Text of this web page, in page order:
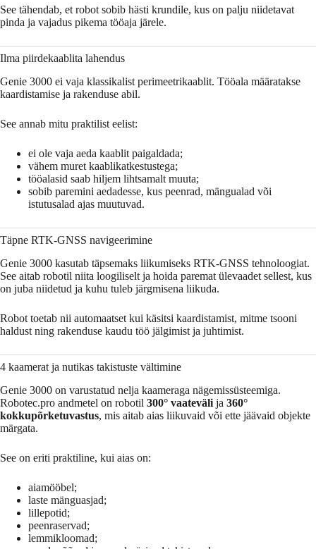
See tähendab, et robot sobib hästi krundile, kus on palju niidetavat
pinda ja vajadus pikema tööaja järele.
Ilma piirdekaablita lahendus
Genie 3000 ei vaja klassikalist perimeetrikaablit. Tööala määratakse
kaardistamise ja rakenduse abil.
See annab mitu praktilist eelist:
ei ole vaja aeda kaablit paigaldada;
vähem muret kaablikatkestustega;
tööalasid saab hiljem lihtsamalt muuta;
sobib paremini aedadesse, kus peenrad, mängualad või
istutusalad ajas muutuvad.
Täpne RTK-GNSS navigeerimine
Genie 3000 kasutab täpsemaks liikumiseks RTK-GNSS tehnoloogiat.
See aitab robotil niita loogiliselt ja hoida paremat ülevaadet sellest, kus
on juba niidetud ja kuhu tuleb järgmisena liikuda.
Robot toetab nii automaatset kui käsitsi kaardistamist, mitme tsooni
haldust ning rakenduse kaudu töö jälgimist ja juhtimist.
4 kaamerat ja nutikas takistuste vältimine
Genie 3000 on varustatud nelja kaameraga nägemissüsteemiga.
Robotec.pro andmetel on robotil 300° vaateväli ja 360°
kokkupõrketuvastus, mis aitab aias liikuvaid või ette jäävaid objekte
märgata.
See on eriti praktiline, kui aias on:
aiamööbel;
laste mänguasjad;
lillepotid;
peenraservad;
lemmikloomad;